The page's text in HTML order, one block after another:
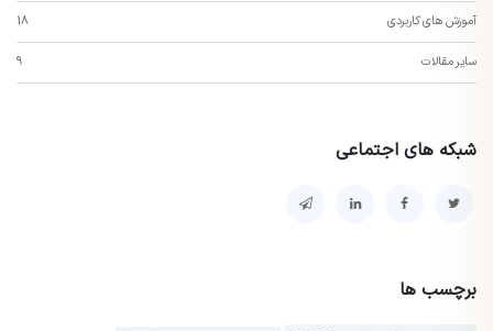
آموزش های کاربردی 18
سایر مقالات 9
شبکه های اجتماعی
برچسب ها